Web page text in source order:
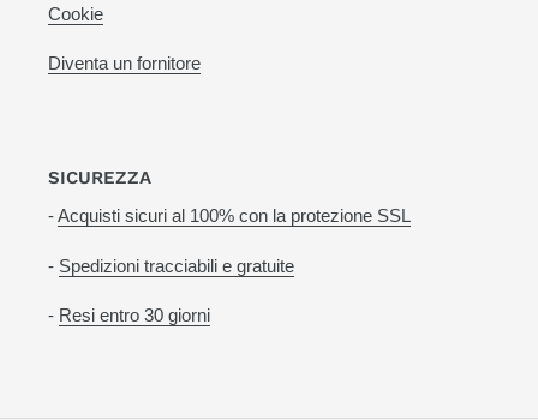
Cookie
Diventa un fornitore
SICUREZZA
-Acquisti sicuri al 100% con la protezione SSL
- Spedizioni tracciabili e gratuite
- Resi entro 30 giorni